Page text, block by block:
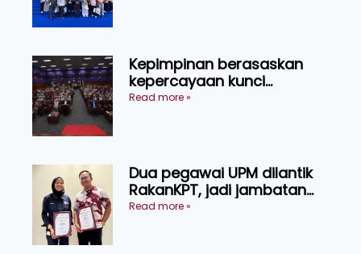
Kepimpinan berasaskan
kepercayaan kunci
kecemerlangan institusi -
Read more »
Dua pegawai UPM dilantik
RakanKPT, jadi jambatan
maklumat ke akar umbi
Read more »